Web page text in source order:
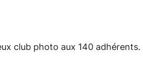
club photo aux 140 adhérents.